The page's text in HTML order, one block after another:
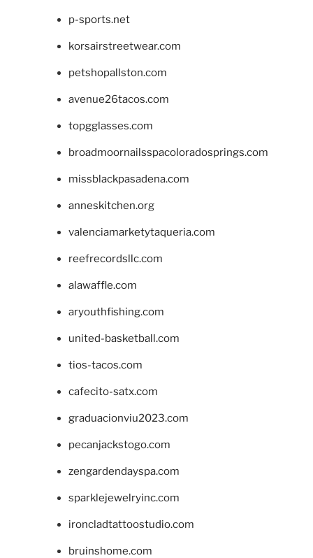
p-sports.net
korsairstreetwear.com
petshopallston.com
avenue26tacos.com
topgglasses.com
broadmoornailsspacoloradosprings.com
missblackpasadena.com
anneskitchen.org
valenciamarketytaqueria.com
reefrecordsllc.com
alawaffle.com
aryouthfishing.com
united-basketball.com
tios-tacos.com
cafecito-satx.com
graduacionviu2023.com
pecanjackstogo.com
zengardendayspa.com
sparklejewelryinc.com
ironcladtattoostudio.com
bruinshome.com